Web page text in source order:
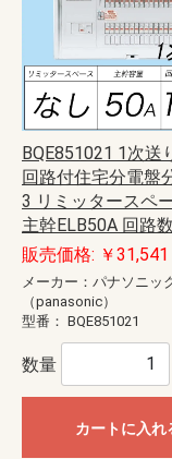
BQE851021 1次送
回路付住宅分電盤
3 リミッタースペ
主幹ELB50A 回路
販売価格: ￥31,541
メーカー：パナソニッ
（panasonic）
型番： BQE851021
数量
カートに入れ